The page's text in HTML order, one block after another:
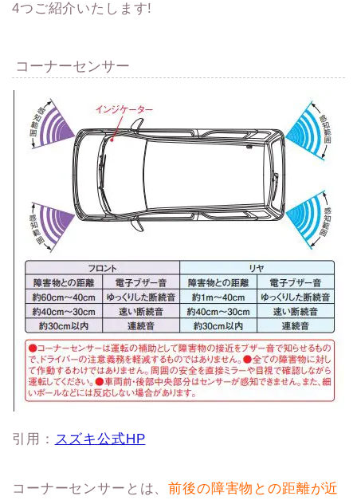
4つご紹介いたします!
コーナーセンサー
引用： スズキ公式HP
コーナーセンサーとは、前後の障害物との距離が近